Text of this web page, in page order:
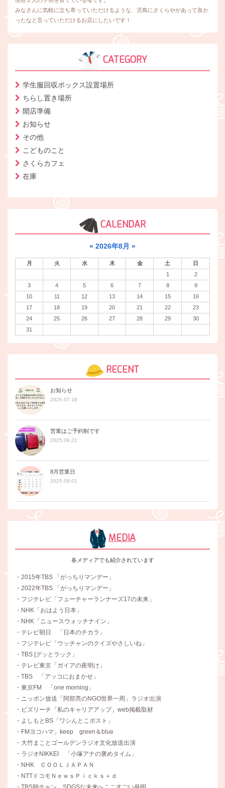
みなさんに気軽に立ち寄っていただけるような、児島にさくらやがあって良か
ったなと言っていただけるお店にしたいです！
CATEGORY
学生服回収ボックス設置場所
ちらし置き場所
開店準備
お知らせ
その他
こどものこと
さくらカフェ
在庫
CALENDAR
« 2026年8月 »
月 火 水 木 金 土
日
1
2
3
4 5 6 7 8
9
10
11 12 13 14 15
16
17
18 19 20 21 22
23
24
25 26 27 28 29
30
31
RECENT
お知らせ
2026.07.18
営業はご予約制です
2025.09.21
8月営業日
2025.08.01
MEDIA
各メディアでも紹介されています
・2015年TBS 「がっちりマンデー」
・2022年TBS 「がっちりマンデー」
・フジテレビ「フューチャーランナーズ17の未来」
・NHK「おはよう日本」
・NHK「ニュースウォッチナイン」
・テレビ朝日 「日本のチカラ」
・フジテレビ「ウッチャンのクイズやさしいね」
・TBS [グッとラック」
・テレビ東京「ガイアの夜明け」
・TBS 「アッコにおまかせ」
・東京FM 「one morning」
・ニッポン放送「阿部亮のNGO世界一周」ラジオ出演
・ビズリーチ「私のキャリアアップ」web掲載取材
・よしもとBS「ワシんとこポスト」
・FMヨコハマ」keep green＆blue
・大竹まことゴールデンラジオ文化放送出演
・ラジオNIKKEI 「小塚アナの褒めタイム」
・NHK ＣＯＯＬＪＡＰＡＮ
・NTTドコモＮｅｗｓＰｉｃｋｓ＋ｄ